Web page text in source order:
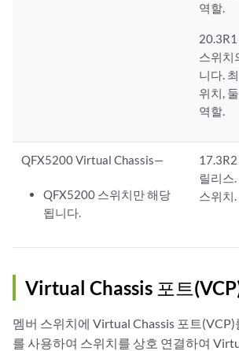
역할.
스위치
니다.
위치,
역할.
QFX5200 Virtual Chassis—
QFX5200 스위치만 해당
됩니다.
릴리스
스위치.
Virtual Chassis 포트
멤버 스위치에 Virtual Chassis 포트
를 사용하여 스위치를 상호 연결하여